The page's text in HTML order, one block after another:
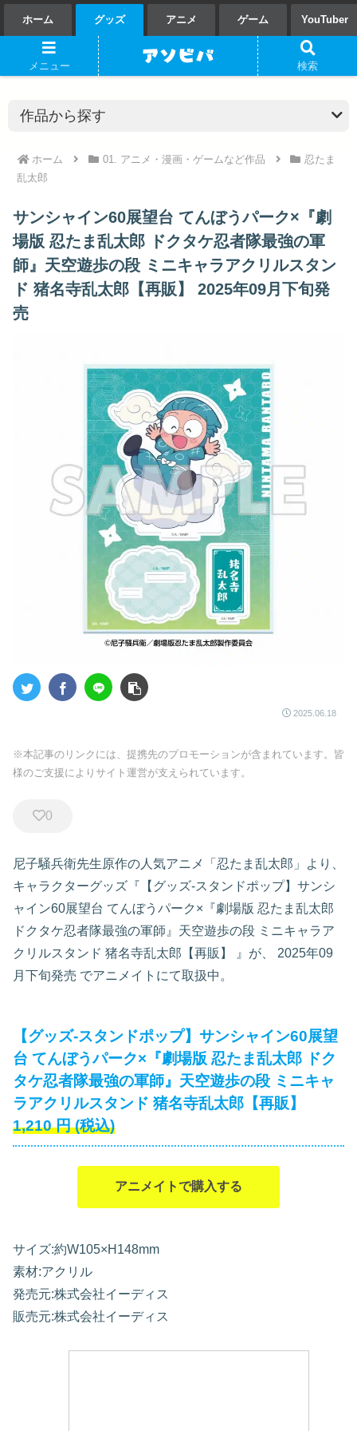
ホーム グッズ アニメ ゲーム YouTuber
ホーム 01. アニメ・漫画・ゲームなど作品
忍たま
乱太郎
サンシャイン60展望台 てんぼうパーク×『劇
場版 忍たま乱太郎 ドクタケ忍者隊最強の軍
師』天空遊歩の段 ミニキャラアクリルスタン
ド 猪名寺乱太郎【再販】 2025年09月下旬発
売
2025.06.18
※本記事のリンクには、提携先のプロモーションが含まれています。皆
様のご支援によりサイト運営が支えられています。
0
尼子騒兵衛先生原作の人気アニメ「忍たま乱太郎」より、
キャラクターグッズ『【グッズ-スタンドポップ】サンシ
ャイン60展望台 てんぼうパーク×『劇場版 忍たま乱太郎
ドクタケ忍者隊最強の軍師』天空遊歩の段 ミニキャラア
クリルスタンド 猪名寺乱太郎【再販】
』が、
2025年09
月下旬発売 でアニメイトにて取扱中。
【グッズ-スタンドポップ】サンシャイン60展望
台 てんぼうパーク×『劇場版 忍たま乱太郎 ドク
タケ忍者隊最強の軍師』天空遊歩の段 ミニキャ
ラアクリルスタンド 猪名寺乱太郎【再販】
1,210 円 (税込)
アニメイトで購入する
サイズ:約W105×H148mm
素材:アクリル
発売元:株式会社イーディス
販売元:株式会社イーディス
メニュー 検索